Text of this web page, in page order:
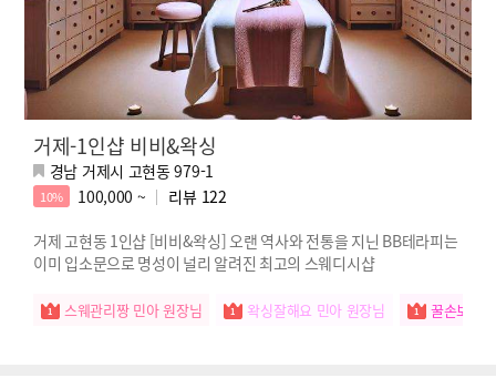
거제-1인샵 비비&왁싱
경남 거제시 고현동 979-1
10% 100,000 ~ 리뷰 122
거제 고현동 1인샵 [비비&왁싱] 오랜 역사와 전통을 지닌 BB테라피는
이미 입소문으로 명성이 널리 알려진 최고의 스웨디시샵
스웨관리짱 민아 원장님 왁싱잘해요 민아 원장님 꿀손보유